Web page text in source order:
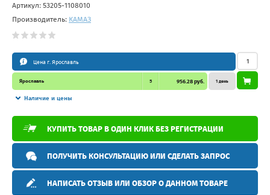
Артикул: 53205-1108010
Производитель: КАМАЗ
Цена г. Ярославль
Ярославль 5 956.28 руб.
Наличие и цены
1 день
КУПИТЬ ТОВАР В ОДИН КЛИК БЕЗ РЕГИСТРАЦИИ
ПОЛУЧИТЬ КОНСУЛЬТАЦИЮ ИЛИ СДЕЛАТЬ ЗАПРОС
НАПИСАТЬ ОТЗЫВ ИЛИ ОБЗОР О ДАННОМ ТОВАРЕ